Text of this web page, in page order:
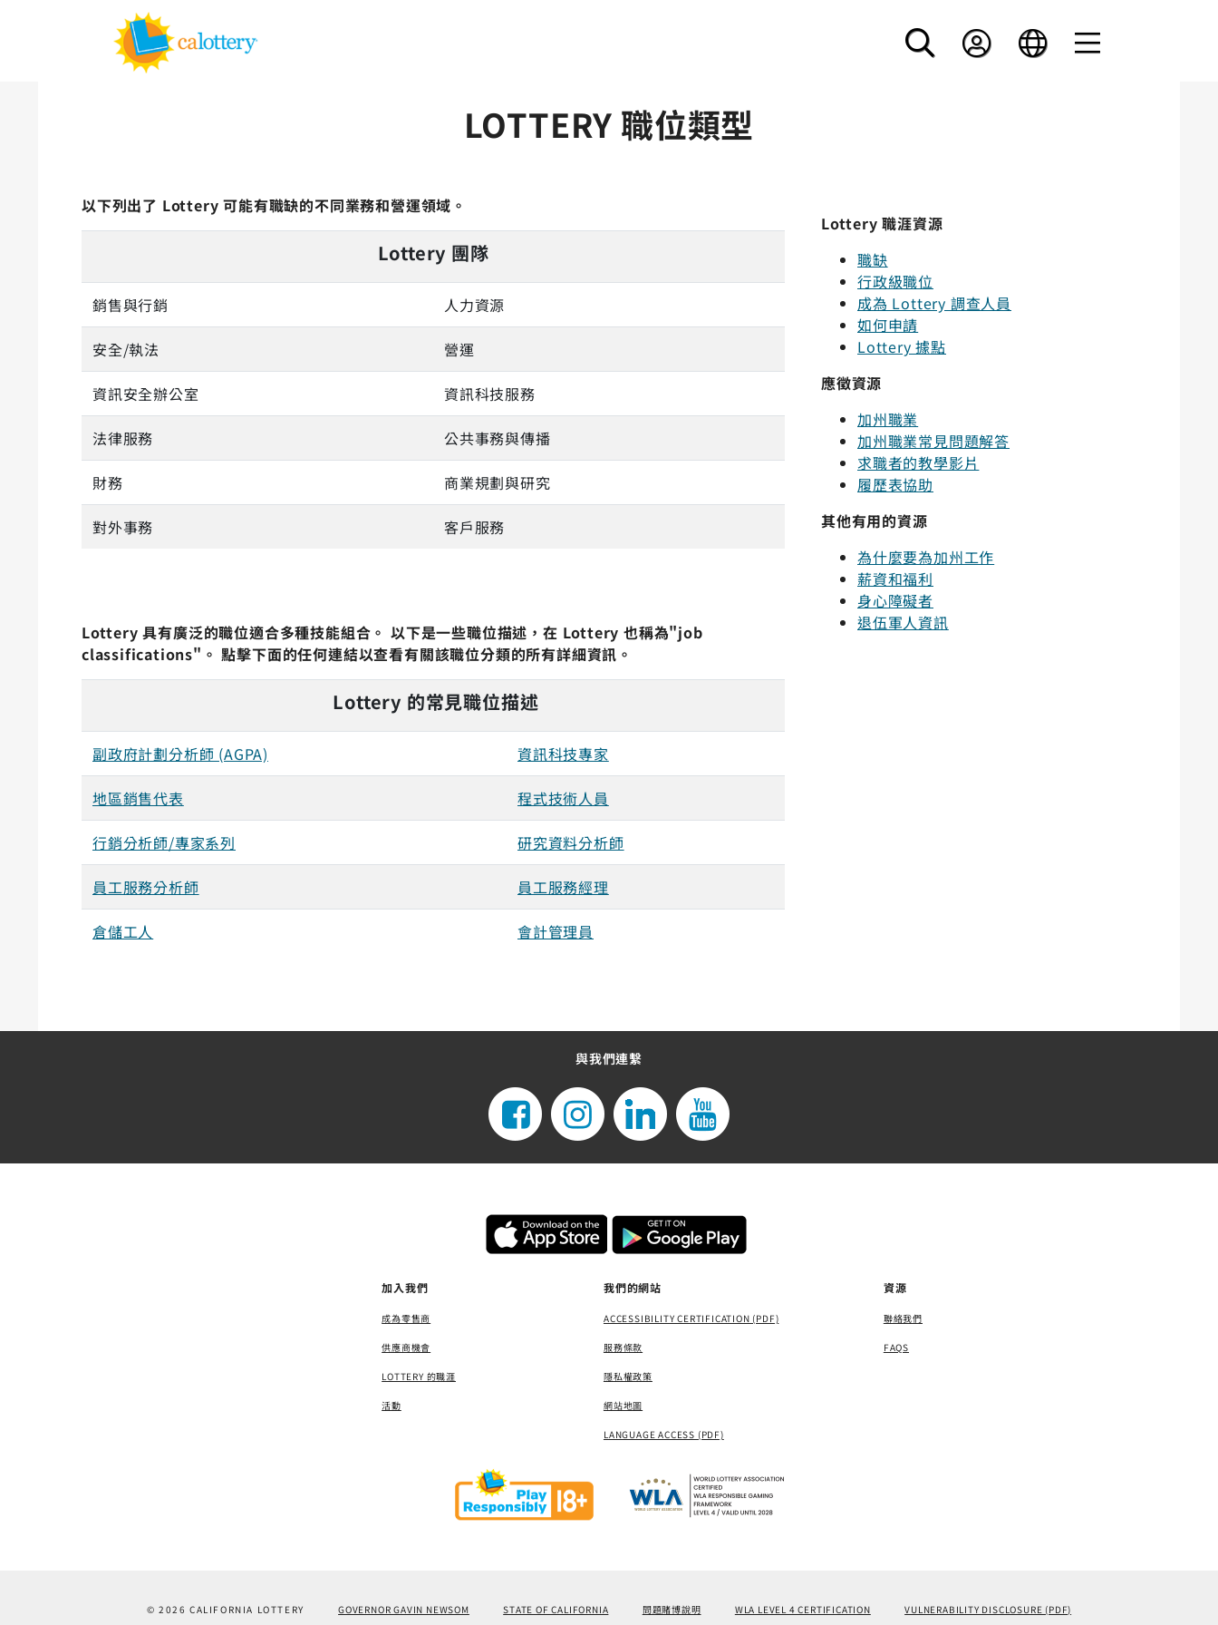
CALIFORNIA LOTTERY 的職位類型
LOTTERY 職位類型
以下列出了 Lottery 可能有職缺的不同業務和營運領域。
Lottery 團隊
銷售與行銷 人力資源
安全/執法 營運
資訊安全辦公室 資訊科技服務
法律服務 公共事務與傳播
財務 商業規劃與研究
對外事務 客戶服務
Lottery 具有廣泛的職位適合多種技能組合。 以下是一些職位描述，在 Lottery 也稱為"job
classifications"。 點擊下面的任何連結以查看有關該職位分類的所有詳細資訊。
Lottery 的常見職位描述
副政府計劃分析師 (AGPA) 資訊科技專家
地區銷售代表 程式技術人員
行銷分析師/專家系列 研究資料分析師
員工服務分析師 員工服務經理
倉儲工人 會計管理員
Lottery 職涯資源
職缺
行政級職位
成為 Lottery 調查人員
如何申請
Lottery 據點
應徵資源
加州職業
加州職業常見問題解答
求職者的教學影片
履歷表協助
其他有用的資源
為什麼要為加州工作
薪資和福利
身心障礙者
退伍軍人資訊
與我們連繫
加入我們
成為零售商
供應商機會
LOTTERY 的職涯
活動
我們的網站
ACCESSIBILITY CERTIFICATION (PDF)
服務條款
隱私權政策
網站地圖
LANGUAGE ACCESS (PDF)
資源
聯絡我們
FAQS
© 2026 CALIFORNIA LOTTERY GOVERNOR GAVIN NEWSOM STATE OF CALIFORNIA 問題賭博說明 WLA LEVEL 4 CERTIFICATION VULNERABILITY DISCLOSURE (PDF)